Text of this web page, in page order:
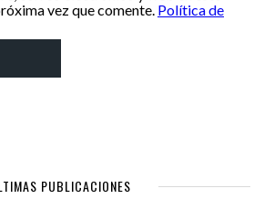
vez que comente. Política de
PUBLICACIONES